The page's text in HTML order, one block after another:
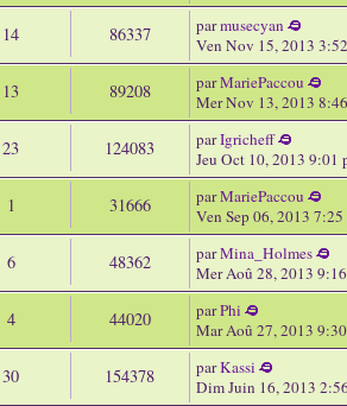
14 86337 parmusecyan
Ven Nov 15, 2013
13 89208 parMariePaccou
Mer Nov 13, 2013
23 124083 parIgricheff
Jeu Oct 10, 2013 9:01
1 31666 parMariePaccou
Ven Sep 06, 2013 7:25
6 48362 parMina_Holmes
Mer Aoû 28, 2013
4 44020 parPhi
Mar Aoû 27, 2013
30 154378 parKassi
Dim Juin 16, 2013